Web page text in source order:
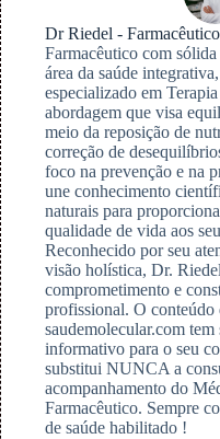
Dr Riedel - Farmacêutico
Farmacêutico com
área da saúde
especializado em
abordagem que visa
meio da reposição de
correção de
foco na prevenção e na
une conhecimento
naturais para
qualidade de vida aos
Reconhecido por seu
visão holística, Dr.
comprometimento e
profissional. O
saudemolecular.com tem
informativo para o seu
substitui NUNCA a
acompanhamento do
Farmacêutico. Sempre
de saúde habilitado !